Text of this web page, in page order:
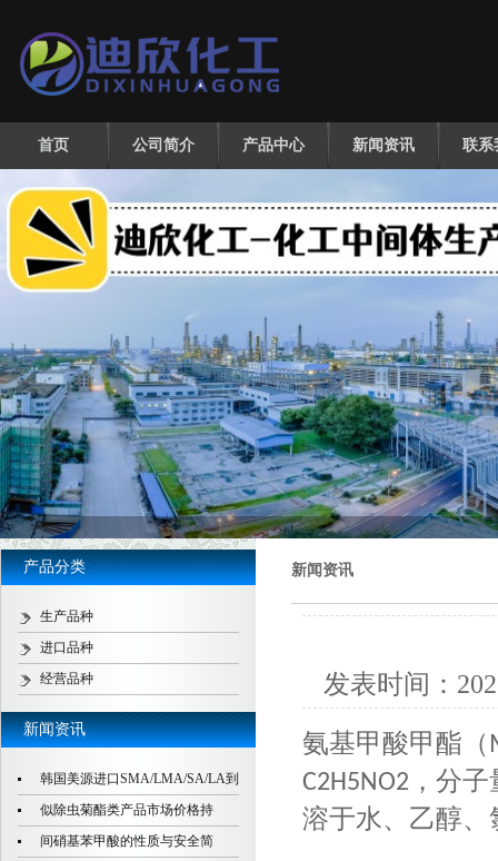
首页 公司简介 产品中心 新闻资讯 联系
产品分类
生产品种
进口品种
经营品种
新闻资讯
韩国美源进口SMA/LMA/SA/LA到
似除虫菊酯类产品市场价格持
间硝基苯甲酸的性质与安全简
新闻资讯
发表时间：
氨基甲酸甲酯（
C2H5NO2 ，分
溶于水、乙醇